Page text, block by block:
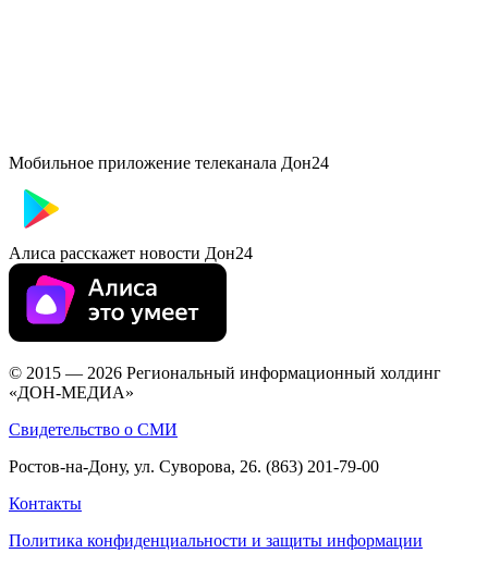
Мобильное приложение телеканала Дон24
Алиса расскажет новости Дон24
© 2015 — 2026 Региональный информационный холдинг
«ДОН-МЕДИА»
Свидетельство о СМИ
Ростов-на-Дону, ул. Суворова, 26. (863) 201-79-00
Контакты
Политика конфиденциальности и защиты информации